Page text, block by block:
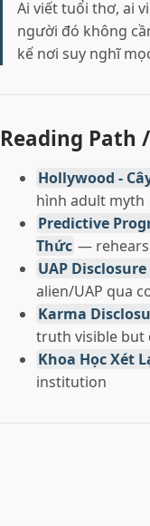
Ai viết tuổi thơ, ai
người đó không
kế nơi suy nghĩ
Reading Path
Hollywood -
hình adult myth
Predictive
Thức —
UAP
alien/UAP qua
Karma
truth visible but
Khoa Học Xét
institution